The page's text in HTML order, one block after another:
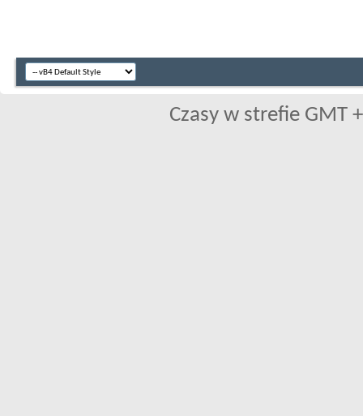
Czasy w strefie GMT